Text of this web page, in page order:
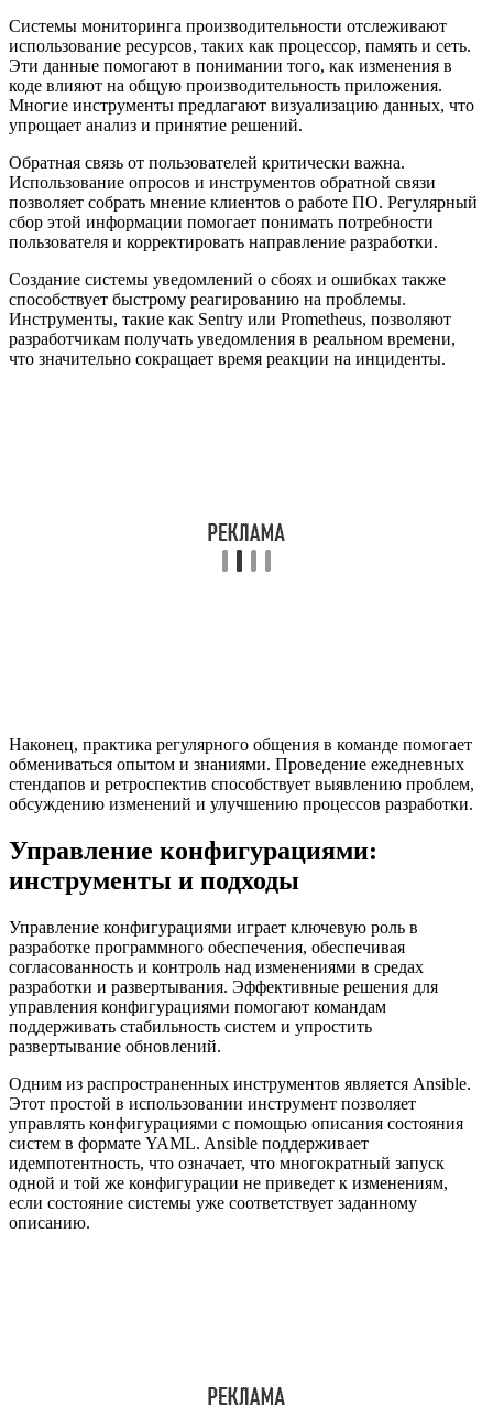
Системы мониторинга производительности отслеживают
использование ресурсов, таких как процессор, память и сеть.
Эти данные помогают в понимании того, как изменения в
коде влияют на общую производительность приложения.
Многие инструменты предлагают визуализацию данных, что
упрощает анализ и принятие решений.
Обратная связь от пользователей критически важна.
Использование опросов и инструментов обратной связи
позволяет собрать мнение клиентов о работе ПО. Регулярный
сбор этой информации помогает понимать потребности
пользователя и корректировать направление разработки.
Создание системы уведомлений о сбоях и ошибках также
способствует быстрому реагированию на проблемы.
Инструменты, такие как Sentry или Prometheus, позволяют
разработчикам получать уведомления в реальном времени,
что значительно сокращает время реакции на инциденты.
Наконец, практика регулярного общения в команде помогает
обмениваться опытом и знаниями. Проведение ежедневных
стендапов и ретроспектив способствует выявлению проблем,
обсуждению изменений и улучшению процессов разработки.
Управление конфигурациями:
инструменты и подходы
Управление конфигурациями играет ключевую роль в
разработке программного обеспечения, обеспечивая
согласованность и контроль над изменениями в средах
разработки и развертывания. Эффективные решения для
управления конфигурациями помогают командам
поддерживать стабильность систем и упростить
развертывание обновлений.
Одним из распространенных инструментов является Ansible.
Этот простой в использовании инструмент позволяет
управлять конфигурациями с помощью описания состояния
систем в формате YAML. Ansible поддерживает
идемпотентность, что означает, что многократный запуск
одной и той же конфигурации не приведет к изменениям,
если состояние системы уже соответствует заданному
описанию.